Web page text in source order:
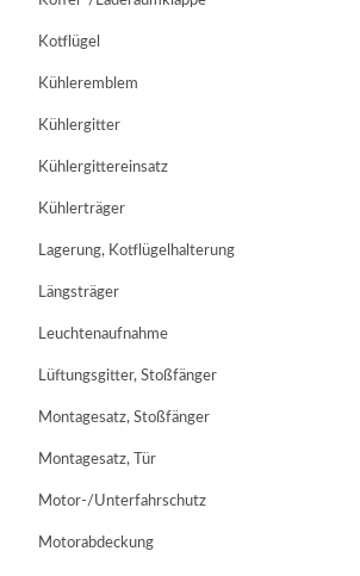
Kotflügel
Kühleremblem
Kühlergitter
Kühlergittereinsatz
Kühlerträger
Lagerung, Kotflügelhalterung
Längsträger
Leuchtenaufnahme
Lüftungsgitter, Stoßfänger
Montagesatz, Stoßfänger
Montagesatz, Tür
Motor-/Unterfahrschutz
Motorabdeckung